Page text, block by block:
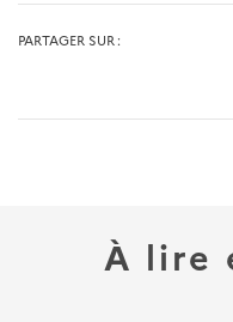
PARTAGER SUR
À lire